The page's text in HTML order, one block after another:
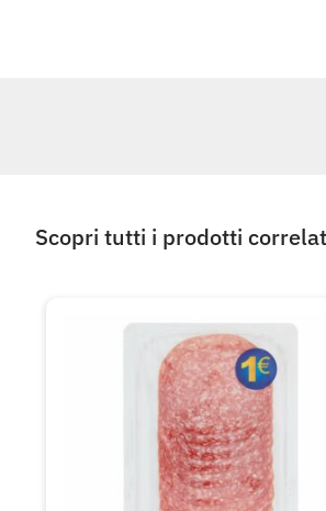
Scopri tutti i prodotti